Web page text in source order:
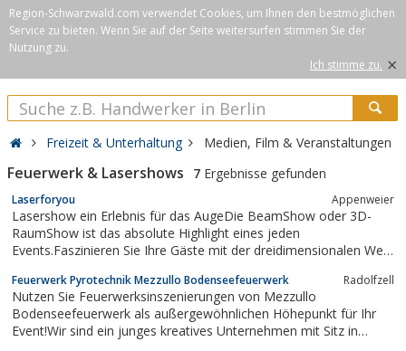
Region-Schwarzwald.com verwendet Cookies, um Ihnen den bestmöglichen
Service zu bieten. Wenn Sie auf der Seite weitersurfen stimmen Sie der
Nutzung zu.
Ich stimme zu. ×
Freizeit & Unterhaltung Medien, Film & Veranstaltungen
Feuerwerk & Lasershows 7 Ergebnisse gefunden
Laserforyou Appenweier
Lasershow ein Erlebnis für das AugeDie BeamShow oder 3D-
RaumShow ist das absolute Highlight eines jeden
Events.Faszinieren Sie Ihre Gäste mit der dreidimensionalen Welt
mechanische Komponenten brechen den Laserstrahl über einen
Kristall und erzeugen bis zu 16.8...
Feuerwerk Pyrotechnik Mezzullo Bodenseefeuerwerk Radolfzell
Nutzen Sie Feuerwerksinszenierungen von Mezzullo
Bodenseefeuerwerk als außergewöhnlichen Höhepunkt für Ihr
Event!Wir sind ein junges kreatives Unternehmen mit Sitz in